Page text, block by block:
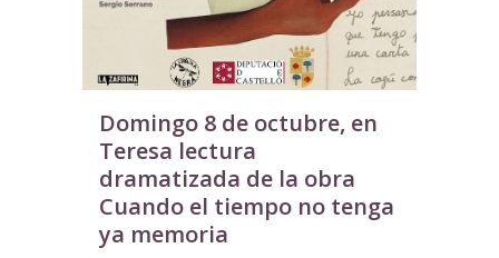
Domingo 8 de octubre, en
Teresa lectura
dramatizada de la obra
Cuando el tiempo no tenga
ya memoria